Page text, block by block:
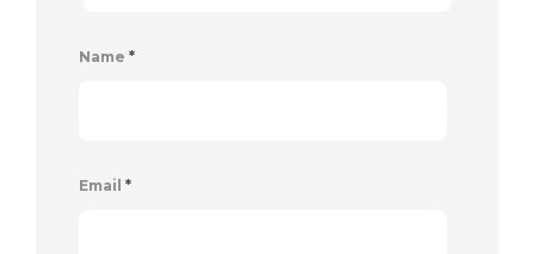
Name *
Email *